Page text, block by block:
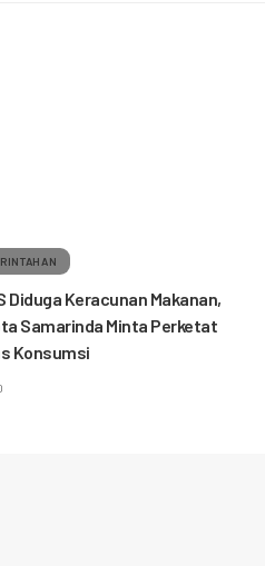
Diduga Keracunan Makanan,
Samarinda Minta Perketat
Konsumsi